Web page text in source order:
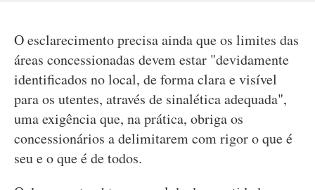
O esclarecimento precisa ainda que os limites das
áreas concessionadas devem estar "devidamente
identificados no local, de forma clara e visível
para os utentes, através de sinalética adequada",
uma exigência que, na prática, obriga os
concessionários a delimitarem com rigor o que é
seu e o que é de todos.